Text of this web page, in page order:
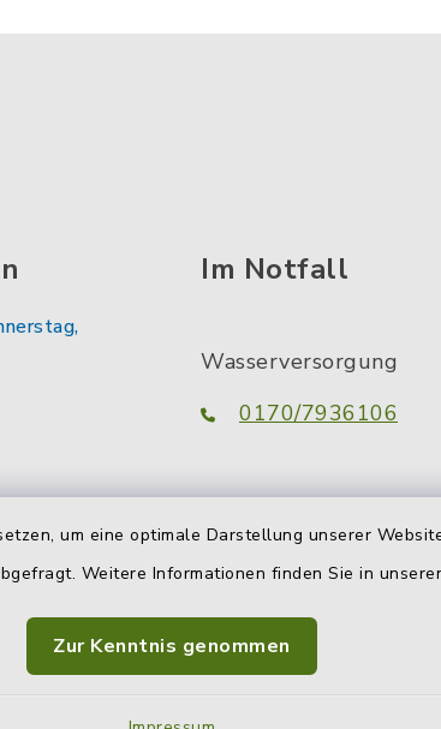
um eine optimale Darstellung unserer
Weitere Informationen finden Sie in
Zur Kenntnis genommen
dieser
Sie
Im Notfall
Wasserversorgung
0170/7936106
Abwasserbeseitigung